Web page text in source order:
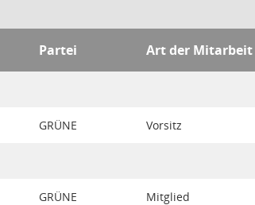
Partei Art der Mitarbeit
GRÜNE Vorsitz
GRÜNE Mitglied